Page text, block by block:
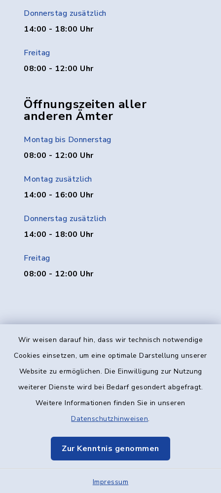
Wir weisen darauf hin, dass wir technisch notwendige
Cookies einsetzen, um eine optimale Darstellung unserer
Website zu ermöglichen. Die Einwilligung zur Nutzung
weiterer Dienste wird bei Bedarf gesondert abgefragt.
Weitere Informationen finden Sie in unseren
Datenschutzhinweisen.
Zur Kenntnis genommen
Impressum
Donnerstag zusätzlich
14:00 - 18:00 Uhr
Freitag
08:00 - 12:00 Uhr
Öffnungszeiten aller
anderen Ämter
Montag bis Donnerstag
08:00 - 12:00 Uhr
Montag zusätzlich
14:00 - 16:00 Uhr
Donnerstag zusätzlich
14:00 - 18:00 Uhr
Freitag
08:00 - 12:00 Uhr
Kontakt
Datenschutz
Elektronische Kommunikation
Sitemap